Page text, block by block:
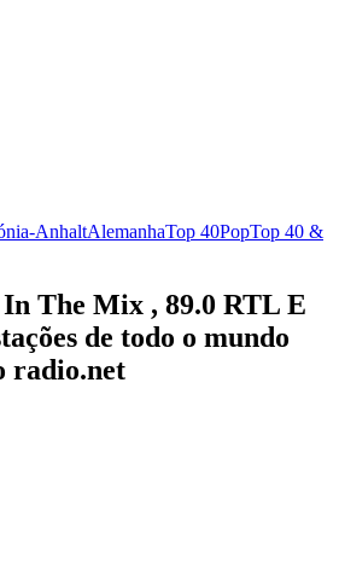
AnhaltAlemanhaTop 40PopTop 40 &
The Mix , 89.0 RTL E
de todo o mundo
radio.net